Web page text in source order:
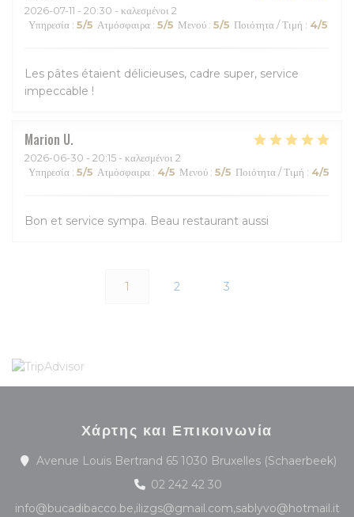
2026-07-11 - 20:30 - καλεσμένοι 2
Υπηρεσία : 5/5 Ατμόσφαιρα : 5/5 Μενού : 5/5 Ποιότητα / Τιμή : 4/5
Les pâtes étaient délicieuses, cadre super, service
impeccable !
Marion U
2026-06-30 - 20:15 - καλεσμένοι 2
Υπηρεσία : 5/5 Ατμόσφαιρα : 4/5 Μενού : 5/5 Ποιότητα / Τιμή : 4/5
Bon et service sympa. Beau restaurant aussi
1 2 3
Χάρτης και Επικοινωνία
Avenue Louis Bertrand 65 1030 Bruxelles (Schaerbeek)
02 242 42 30
info@bucadibacco.be,ilizgs@gmail.com,sablyvo@hotmail.it